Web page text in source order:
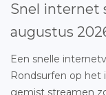
Snel internet
augustus
Een snelle
Rondsurfen op
gemist streamen